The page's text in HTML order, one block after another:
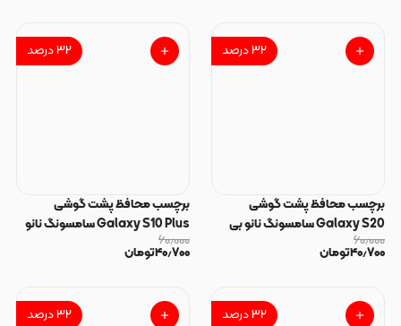
۳۲درصد
برچسب محافظ پشت گوشی
Galaxy S20 سامسونگ نانو بی
رنگ شفاف کد 40347
۶۰٫۰۰۰
۴۰٫۷۰۰تومان
۳۲درصد
برچسب محافظ پشت گوشی
Galaxy S10 Plus سامسونگ نانو
بی رنگ شفاف کد 40346
۶۰٫۰۰۰
۴۰٫۷۰۰تومان
۳۲درصد ۳۲درصد